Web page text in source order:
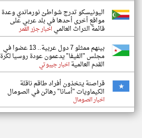
اليونيسكو تدرج شواطئ نورماندي وعدة
مواقع أخرى أحدها في بلد عربي على
قائمة التراث العالمياخبار جزر القمر
بينهم ممثلو 7 دول عربية.. 13 عضوا في
مجلس "الفيفا" يدعمون عودة روسيا لكرة
القدم العالميةاخبار جيبوتي
قراصنة يتخذون أفراد طاقم ناقلة
الكيماويات "أسانا" رهائن في الصومال
اخبار الصومال